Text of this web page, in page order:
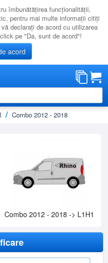
îmbunătăţirea funcţionalităţii,
pentru mai multe informaţii citiţi
declaraţi de acord cu utilizarea
pe "Da, sunt de acord"!
acord
Combo 2012 - 2018
Combo 2012 - 2018 -> L1H1